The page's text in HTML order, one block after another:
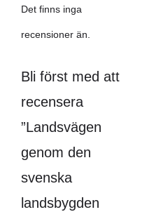
Det finns inga
recensioner än.
Bli först med att
recensera
”Landsvägen
genom den
svenska
landsbygden